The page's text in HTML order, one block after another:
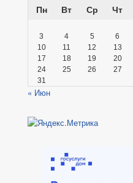
Пн
Вт Ср Чт
3
4 5 6
10
11 12 13
17
18 19 20
24
25 26 27
31
« Июн